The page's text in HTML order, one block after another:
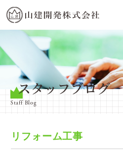
スタッフブログ
Staff Blog
リフォーム工事